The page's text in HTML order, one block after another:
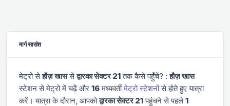
मार्ग सारांश
मेट्रो सेहौज़ खाससेद्वारका सेक्टर 21तक कैसे पहुँचें? :हौज़ खास
स्टेशन से मेट्रो में चढ़ें और 16मध्यवर्तीमेट्रो स्टेशनोंसे होते हुए यात्रा
करें। यात्रा के दौरान, आपकोद्वारका सेक्टर 21पहुंचने से पहले 1